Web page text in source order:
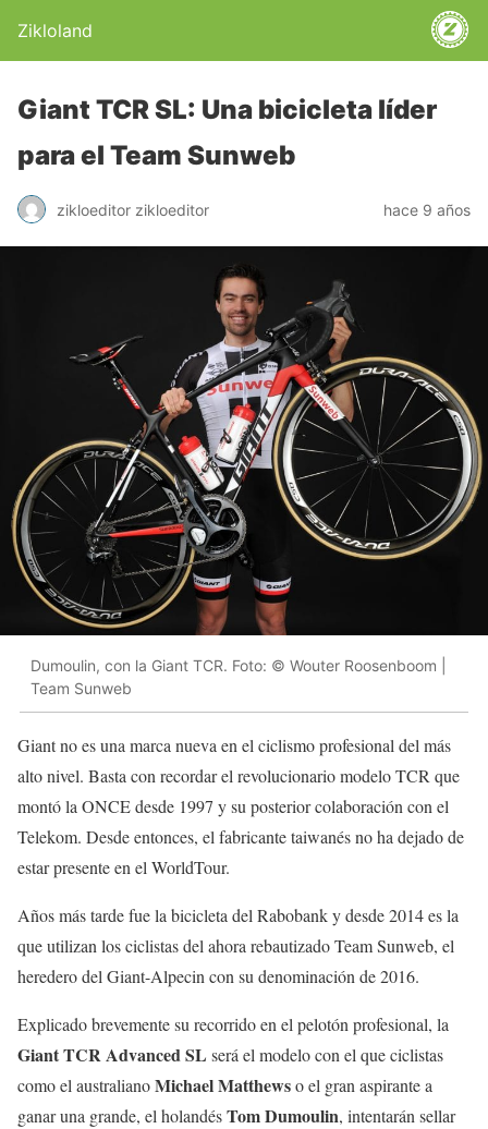
Zikloland
Giant TCR SL: Una bicicleta líder
para el Team Sunweb
zikloeditor zikloeditor hace 9 años
Dumoulin, con la Giant TCR. Foto: © Wouter Roosenboom |
Team Sunweb
Giant no es una marca nueva en el ciclismo profesional del más
alto nivel. Basta con recordar el revolucionario modelo TCR que
montó la ONCE desde 1997 y su posterior colaboración con el
Telekom. Desde entonces, el fabricante taiwanés no ha dejado de
estar presente en el WorldTour.
Años más tarde fue la bicicleta del Rabobank y desde 2014 es la
que utilizan los ciclistas del ahora rebautizado Team Sunweb, el
heredero del Giant-Alpecin con su denominación de 2016.
Explicado brevemente su recorrido en el pelotón profesional, la
Giant TCR Advanced SL será el modelo con el que ciclistas
como el australianoMichael Matthewso el gran aspirante a
ganar una grande, el holandésTom Dumoulin, intentarán sellar